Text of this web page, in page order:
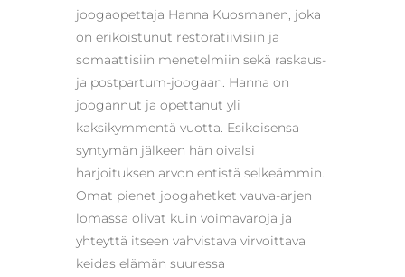
joogaopettaja Hanna Kuosmanen, joka
on erikoistunut restoratiivisiin ja
somaattisiin menetelmiin sekä raskaus-
ja postpartum-joogaan. Hanna on
joogannut ja opettanut yli
kaksikymmentä vuotta. Esikoisensa
syntymän jälkeen hän oivalsi
harjoituksen arvon entistä selkeämmin.
Omat pienet joogahetket vauva-arjen
lomassa olivat kuin voimavaroja ja
yhteyttä itseen vahvistava virvoittava
keidas elämän suuressa